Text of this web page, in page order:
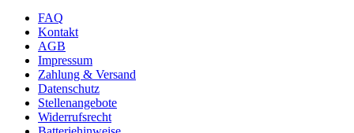
FAQ
Kontakt
AGB
Impressum
Zahlung & Versand
Datenschutz
Stellenangebote
Widerrufsrecht